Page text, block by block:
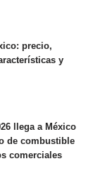
precio,
y
llega a México
de combustible
comerciales